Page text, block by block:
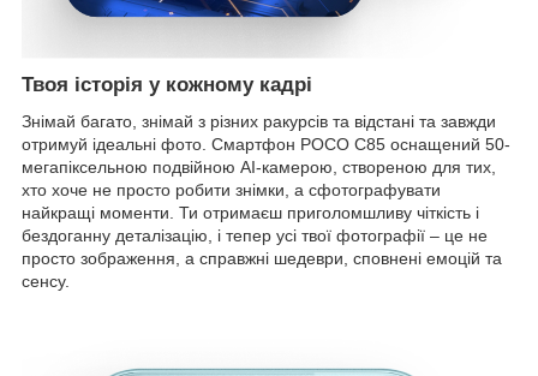
Твоя історія у кожному кадрі
Знімай багато, знімай з різних ракурсів та відстані та завжди
отримуй ідеальні фото. Смартфон POCO C85 оснащений 50-
мегапіксельною подвійною AI-камерою, створеною для тих,
хто хоче не просто робити знімки, а сфотографувати
найкращі моменти. Ти отримаєш приголомшливу чіткість і
бездоганну деталізацію, і тепер усі твої фотографії – це не
просто зображення, а справжні шедеври, сповнені емоцій та
сенсу.